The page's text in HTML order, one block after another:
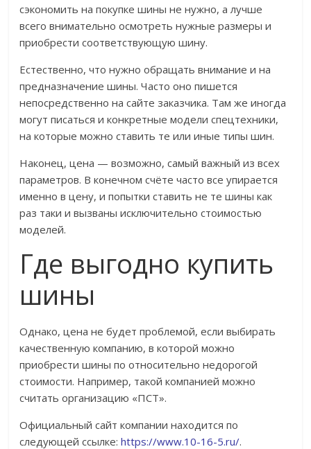
сэкономить на покупке шины не нужно, а лучше
всего внимательно осмотреть нужные размеры и
приобрести соответствующую шину.
Естественно, что нужно обращать внимание и на
предназначение шины. Часто оно пишется
непосредственно на сайте заказчика. Там же иногда
могут писаться и конкретные модели спецтехники,
на которые можно ставить те или иные типы шин.
Наконец, цена — возможно, самый важный из всех
параметров. В конечном счёте часто все упирается
именно в цену, и попытки ставить не те шины как
раз таки и вызваны исключительно стоимостью
моделей.
Где выгодно купить
шины
Однако, цена не будет проблемой, если выбирать
качественную компанию, в которой можно
приобрести шины по относительно недорогой
стоимости. Например, такой компанией можно
считать организацию «ПСТ».
Официальный сайт компании находится по
следующей ссылке:https://www.10-16-5.ru/.